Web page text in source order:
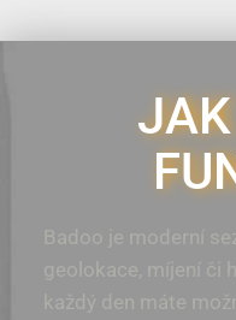
Badoo je moderní
geolokace, míjení či
každý den máte